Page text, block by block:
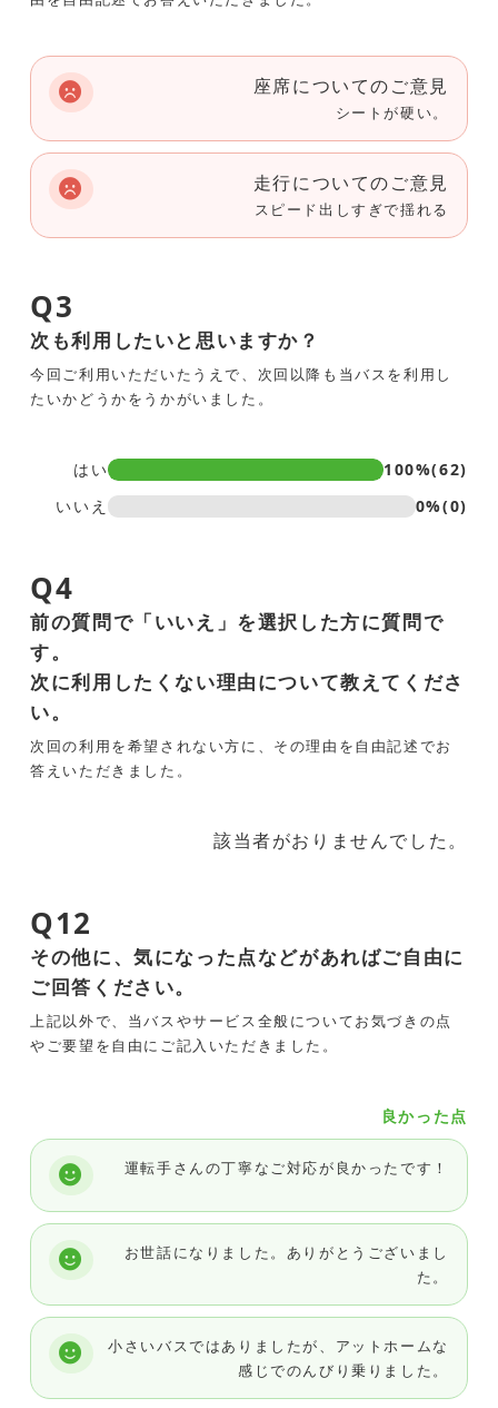
座席についてのご意見
シートが硬い。
走行についてのご意見
スピード出しすぎで揺れる
Q3
次も利用したいと思いますか？
今回ご利用いただいたうえで、次回以降も当バスを利用し
たいかどうかをうかがいました。
はい
100%(62)
いいえ
0%(0)
Q4
前の質問で「いいえ」を選択した方に質問で
す。
次に利用したくない理由について教えてくださ
い。
次回の利用を希望されない方に、その理由を自由記述でお
答えいただきました。
該当者がおりませんでした。
Q12
その他に、気になった点などがあればご自由に
ご回答ください。
上記以外で、当バスやサービス全般についてお気づきの点
やご要望を自由にご記入いただきました。
良かった点
運転手さんの丁寧なご対応が良かったです！
お世話になりました。ありがとうございまし
た。
小さいバスではありましたが、アットホームな
感じでのんびり乗りました。